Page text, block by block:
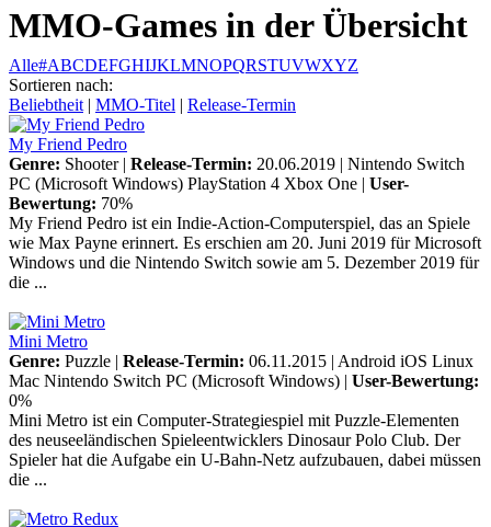
Follow us
Anmelden
MMO-Games in der Übersicht
Alle#ABCDEFGHIJKLMNOPQRSTUVWXYZ
Sortieren nach:
Beliebtheit | MMO-Titel | Release-Termin
My Friend Pedro
Genre: Shooter | Release-Termin: 20.06.2019 | Nintendo Switch
PC (Microsoft Windows) PlayStation 4 Xbox One | User-
Bewertung: 70%
My Friend Pedro ist ein Indie-Action-Computerspiel, das an Spiele
wie Max Payne erinnert. Es erschien am 20. Juni 2019 für Microsoft
Windows und die Nintendo Switch sowie am 5. Dezember 2019 für
die ...
Mini Metro
Genre: Puzzle | Release-Termin: 06.11.2015 | Android iOS Linux
Mac Nintendo Switch PC (Microsoft Windows) | User-Bewertung:
0%
Mini Metro ist ein Computer-Strategiespiel mit Puzzle-Elementen
des neuseeländischen Spieleentwicklers Dinosaur Polo Club. Der
Spieler hat die Aufgabe ein U-Bahn-Netz aufzubauen, dabei müssen
die ...